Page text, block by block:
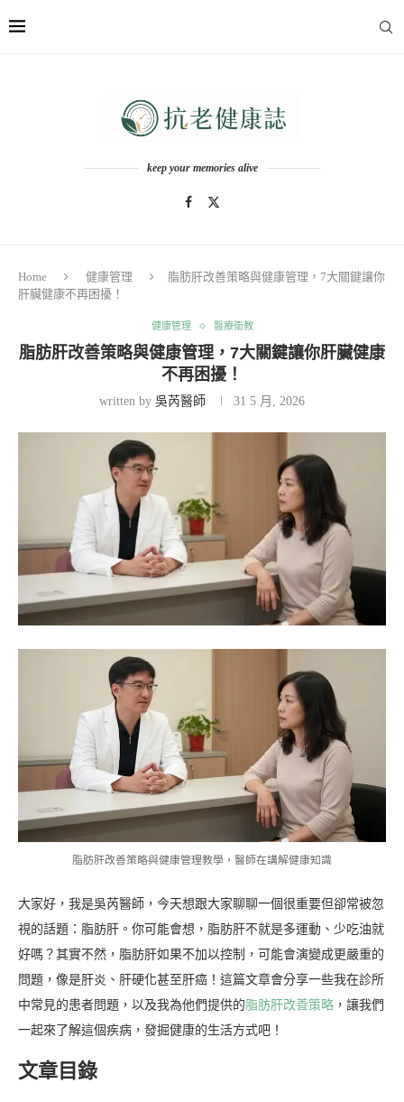
keep your memories alive
Home 健康管理
脂肪肝改善策略與健康管理，7大關鍵讓你
肝臟健康不再困擾！
健康管理 醫療衛教
脂肪肝改善策略與健康管理，7大關鍵讓你肝臟健康
不再困擾！
written by 吳芮醫師 31 5 月, 2026
脂肪肝改善策略與健康管理教學，醫師在講解健康知識
大家好，我是吳芮醫師，今天想跟大家聊聊一個很重要但卻常被忽
視的話題：脂肪肝。你可能會想，脂肪肝不就是多運動、少吃油就
好嗎？其實不然，脂肪肝如果不加以控制，可能會演變成更嚴重的
問題，像是肝炎、肝硬化甚至肝癌！這篇文章會分享一些我在診所
中常見的患者問題，以及我為他們提供的脂肪肝改善策略 ，讓我們
一起來了解這個疾病，發掘健康的生活方式吧！
文章目錄